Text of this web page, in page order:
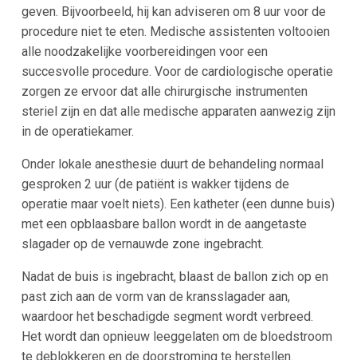
geven. Bijvoorbeeld, hij kan adviseren om 8 uur voor de
procedure niet te eten. Medische assistenten voltooien
alle noodzakelijke voorbereidingen voor een
succesvolle procedure. Voor de cardiologische operatie
zorgen ze ervoor dat alle chirurgische instrumenten
steriel zijn en dat alle medische apparaten aanwezig zijn
in de operatiekamer.
Onder lokale anesthesie duurt de behandeling normaal
gesproken 2 uur (de patiënt is wakker tijdens de
operatie maar voelt niets). Een katheter (een dunne buis)
met een opblaasbare ballon wordt in de aangetaste
slagader op de vernauwde zone ingebracht.
Nadat de buis is ingebracht, blaast de ballon zich op en
past zich aan de vorm van de kransslagader aan,
waardoor het beschadigde segment wordt verbreed.
Het wordt dan opnieuw leeggelaten om de bloedstroom
te deblokkeren en de doorstroming te herstellen.